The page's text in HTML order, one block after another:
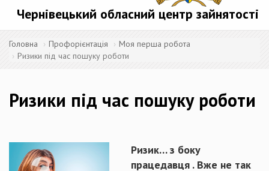
Чернівецький обласний центр зайнятості
Головна Профорієнтація
Моя перша робота
Ризики під час пошуку роботи
Ризики під час пошуку роботи
Ризик… з боку
працедавця . Вже не так